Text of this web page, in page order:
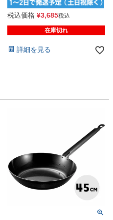
税込価格 ¥3,685税込
在庫切れ
詳細を見る